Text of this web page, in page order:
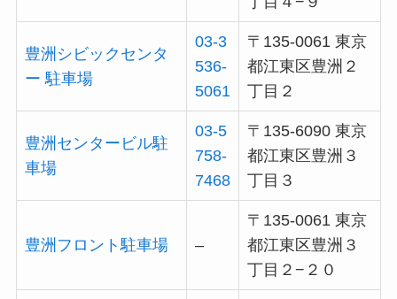
豊洲シビックセンタ
ー 駐車場
03-3
536-
5061
〒135-0061 東京
都江東区豊洲２
丁目２
豊洲センタービル駐
車場
03-5
758-
7468
〒135-6090 東京
都江東区豊洲３
丁目３
豊洲フロント駐車場 –
〒135-0061 東京
都江東区豊洲３
丁目２−２０